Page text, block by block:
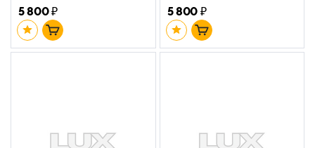
5 800₽ 5 800₽